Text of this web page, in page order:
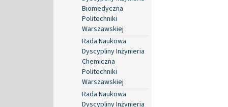
Biomedyczna
Politechniki
Warszawskiej
Rada Naukowa
Dyscypliny Inżynieria
Chemiczna
Politechniki
Warszawskiej
Rada Naukowa
Dyscypliny Inżynieria